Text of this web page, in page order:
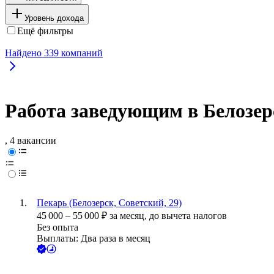
Уровень дохода
Ещё фильтры
Найдено 339 компаний
Работа заведующим в
, 4 вакансии
Пекарь (Белозерск, Советский, 29)
45 000 – 55 000 ₽ за месяц, до вычета налогов
Без опыта
Выплаты: Два раза в месяц